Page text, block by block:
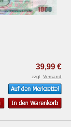
39,99 €
zzgl. Versand